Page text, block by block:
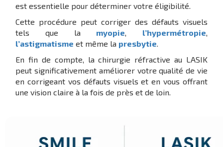
est essentielle pour déterminer votre éligibilité.
Cette procédure peut corriger des défauts visuels
tels que la myopie l’hypermétropie
l’astigmatisme et même la presbytie
En fin de compte, la chirurgie réfractive au LASIK
peut significativement améliorer votre qualité de vie
en corrigeant vos défauts visuels et en vous offrant
une vision claire à la fois de près et de loin.